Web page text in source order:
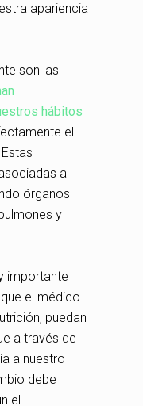
apariencia
son las
hábitos
el
al
órganos
y
importante
el médico
puedan
a través de
a nuestro
debe
el